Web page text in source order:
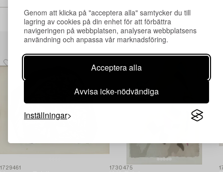
Genom att klicka på "acceptera alla" samtycker du till
lagring av cookies på din enhet för att förbättra
navigeringen på webbplatsen, analysera webbplatsens
användning och anpassa vår marknadsföring.
Acceptera alla
Avvisa icke-nödvändiga
Inställningar
Andra har även tittat på
1729461 1730475